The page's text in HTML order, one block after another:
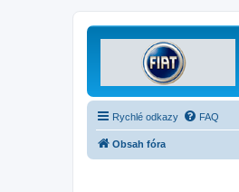
Rychlé odkazy FAQ
Obsah fóra